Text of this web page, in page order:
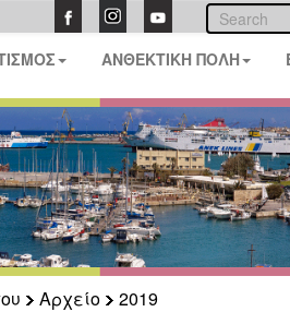
ΑΝΘΕΚΤΙΚΗ ΠΟΛΗ
Αρχείο
2019